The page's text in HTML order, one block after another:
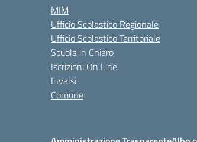
MIM
Ufficio Scolastico Regionale
Ufficio Scolastico Territoriale
Scuola in Chiaro
Iscrizioni On Line
Invalsi
Comune